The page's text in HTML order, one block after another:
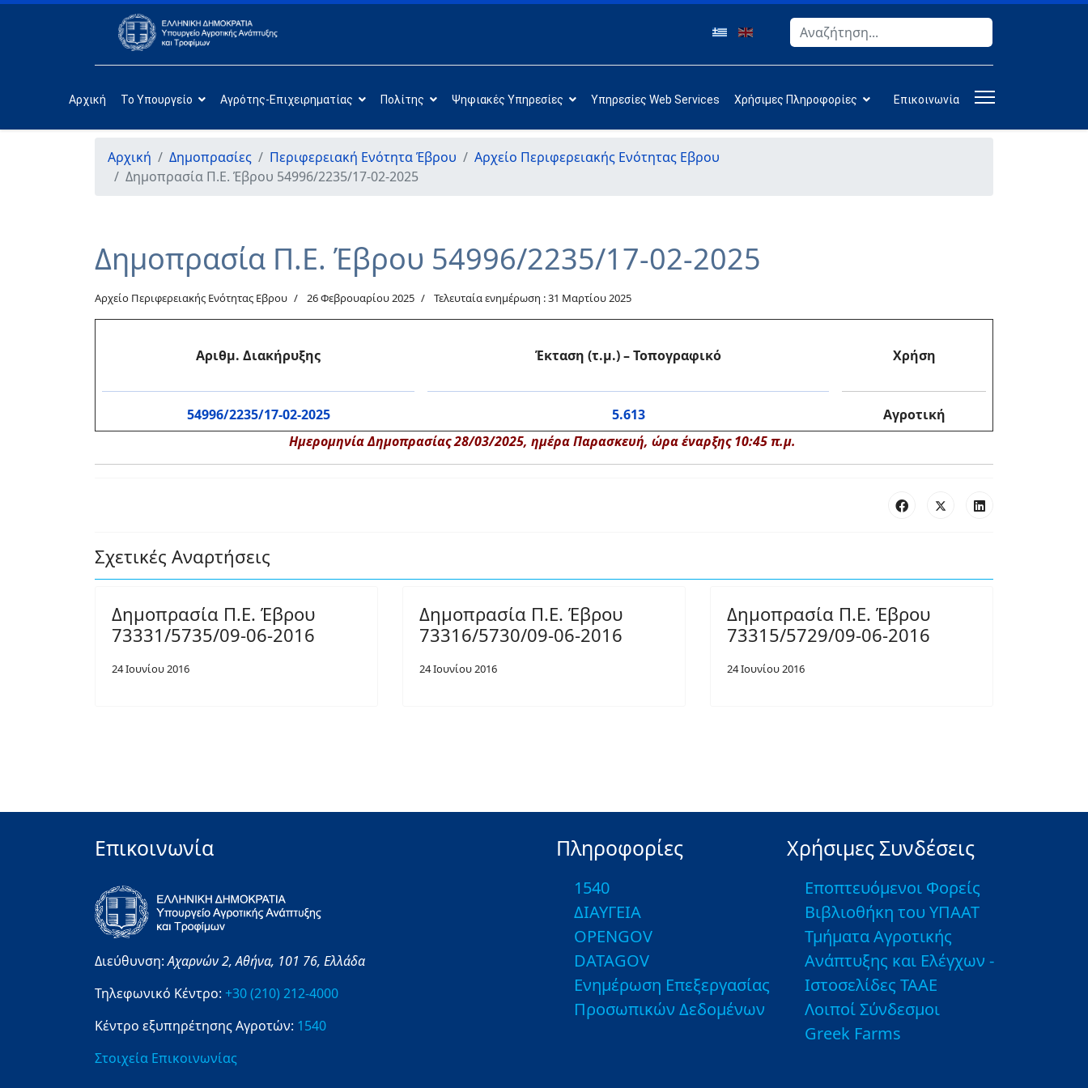
Αναζήτηση
Αρχική Το Υπουργείο Αγρότης-Επιχειρηματίας Πολίτης Ψηφιακές Υπηρεσίες Υπηρεσίες Web Services Χρήσιμες Πληροφορίες Επικοινωνία
Αρχική Δημοπρασίες Περιφερειακή Ενότητα Έβρου
Αρχείο Περιφερειακής Ενότητας Εβρου
Δημοπρασία Π.Ε. Έβρου 54996/2235/17-02-2025
Δημοπρασία Π.Ε. Έβρου 54996/2235/17-02-2025
Αρχείο Περιφερειακής Ενότητας Εβρου 26 Φεβρουαρίου 2025 Τελευταία ενημέρωση : 31 Μαρτίου 2025
Αριθμ. Διακήρυξης Έκταση (τ.μ.)– Τοπογραφικό Χρήση
54996/2235/17-02-2025 5.613
Αγροτική
Ημερομηνία Δημοπρασίας 28/03/2025, ημέρα Παρασκευή, ώρα έναρξης 10:45 π.μ.
Σχετικές Αναρτήσεις
Δημοπρασία Π.Ε. Έβρου
73331/5735/09-06-2016
24 Ιουνίου 2016
Δημοπρασία Π.Ε. Έβρου
73316/5730/09-06-2016
24 Ιουνίου 2016
Δημοπρασία Π.Ε. Έβρου
73315/5729/09-06-2016
24 Ιουνίου 2016
Επικοινωνία
Διεύθυνση:Αχαρνών 2,Αθήνα, 101 76, Ελλάδα
Τηλεφωνικό Κέντρο: +30 (210) 212-4000
Κέντρο εξυπηρέτησης Αγροτών: 1540
Στοιχεία Επικοινωνίας
Πληροφορίες
1540
ΔΙΑΥΓΕΙΑ
OPENGOV
DATAGOV
Ενημέρωση Επεξεργασίας
Προσωπικών Δεδομένων
Χρήσιμες Συνδέσεις
Εποπτευόμενοι Φορείς
Βιβλιοθήκη του ΥΠΑΑΤ
Τμήματα Αγροτικής
Ανάπτυξης και Ελέγχων -
Ιστοσελίδες ΤΑΑΕ
Λοιποί Σύνδεσμοι
Greek Farms